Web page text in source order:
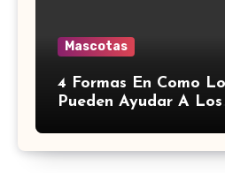
Mascotas
4 Formas En Como
Pueden Ayudar A Los